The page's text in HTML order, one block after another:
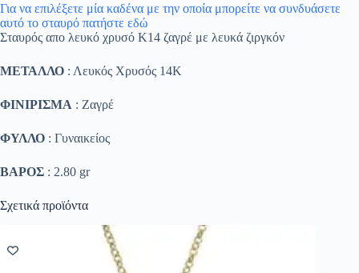
Για να επιλέξετε μία καδένα με την οποία μπορείτε να συνδυάσετε
αυτό το σταυρό πατήστε εδώ
Σταυρός απο λευκό χρυσό Κ14 ζαγρέ με λευκά ζιργκόν
ΜΕΤΑΛΛΟ : Λευκός Χρυσός 14K
ΦΙΝΙΡΙΣΜΑ : Ζαγρέ
ΦΥΛΛΟ : Γυναικείος
ΒΑΡΟΣ : 2.80 gr
Σχετικά προϊόντα